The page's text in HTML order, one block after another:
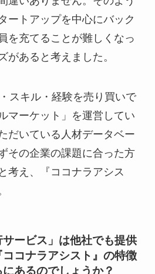
ートアップを中心にバック
を充てることが難しくなっ
があると考えました。
スキル・経験を売り買いで
マーケット」を運営してい
だいている人材データベー
その企業の課題に合った方
考え、『ココナラアシス
ービス」は他社でも提供
コナラアシスト』の特徴
あるのでしょうか？